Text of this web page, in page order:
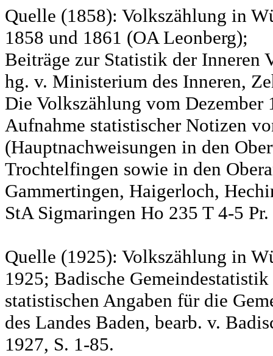
Quelle (1858): Volkszählung in
1858 und 1861 (OA Leonberg);
Beiträge zur Statistik der Inneren
hg. v. Ministerium des Inneren,
Die Volkszählung vom
Aufnahme statistischer Notizen
(Hauptnachweisungen in den
Trochtelfingen sowie in den
Gammertingen, Haigerloch,
StA Sigmaringen Ho 235 T 4-5
Quelle (1925): Volkszählung in
1925; Badische
statistischen Angaben für die
des Landes Baden, bearb. v.
1927, S. 1-85.